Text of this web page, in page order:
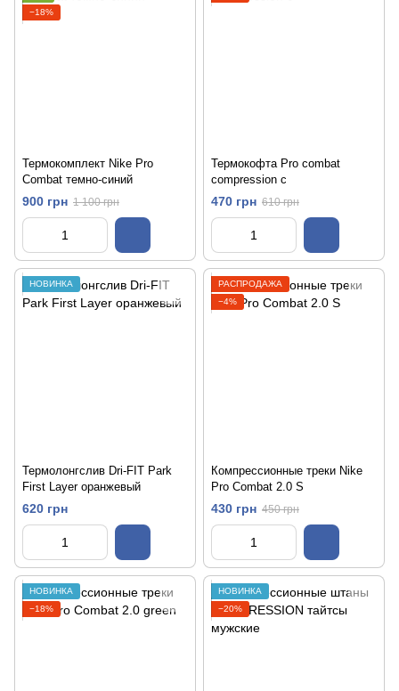
−18%
Термокомплект Nike Pro
Combat темно-синий
900 грн 1 100 грн
Термокофта Pro combat
compression с
470 грн 610 грн
НОВИНКА
Термолонгслив Dri-FIT Park
First Layer оранжевый
620 грн
РАСПРОДАЖА
−4%
Компрессионные треки Nike
Pro Combat 2.0 S
430 грн 450 грн
НОВИНКА
−18%
НОВИНКА
−20%